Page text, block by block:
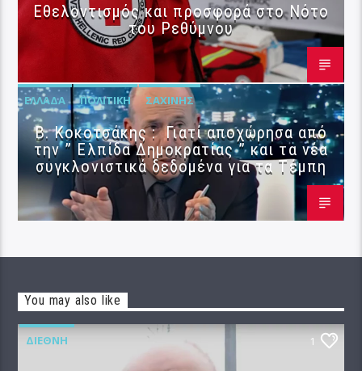
Εθελοντισμός και προσφορά στο Νότο
του Ρεθύμνου
ΕΛΛΆΔΑ ΠΟΛΙΤΙΚΉ ΣΑΧΊΝΗΣ
Β. Κοκοτσάκης : Γιατί αποχώρησα από
την ” Ελπίδα Δημοκρατίας ” και τα νέα
συγκλονιστικά δεδομένα για τα Τέμπη
You may also like
ΔΙΕΘΝΉ 1